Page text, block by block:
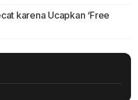
karena Ucapkan ‘Free